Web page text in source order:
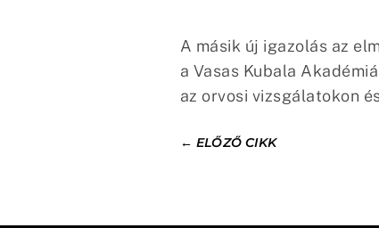
A másik új igazolás az
a Vasas Kubala
az orvosi vizsgálatokon
← ELŐZŐ CIKK